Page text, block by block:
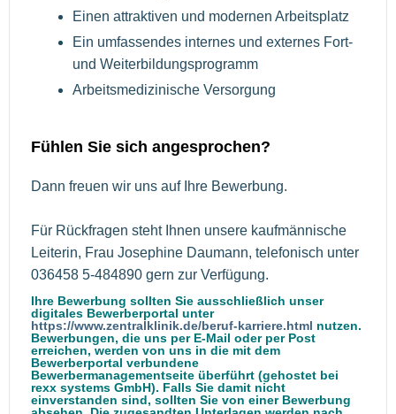
Einen attraktiven und modernen Arbeitsplatz
Ein umfassendes internes und externes Fort-
und Weiterbildungsprogramm
Arbeitsmedizinische Versorgung
Fühlen Sie sich angesprochen?
Dann freuen wir uns auf Ihre Bewerbung.
Für Rückfragen steht Ihnen unsere kaufmännische
Leiterin, Frau Josephine Daumann, telefonisch unter
036458 5-484890 gern zur Verfügung.
Ihre Bewerbung sollten Sie ausschließlich unser
digitales Bewerberportal unter
https://www.zentralklinik.de/beruf-karriere.html nutzen.
Bewerbungen, die uns per E-Mail oder per Post
erreichen, werden von uns in die mit dem
Bewerberportal verbundene
Bewerbermanagementseite überführt (gehostet bei
rexx systems GmbH). Falls Sie damit nicht
einverstanden sind, sollten Sie von einer Bewerbung